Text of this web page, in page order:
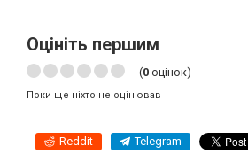
Оцініть першим
(0 оцінок)
Поки ще ніхто не оцінював
Reddit Telegram